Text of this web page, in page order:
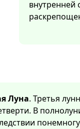
внутренней
Луна. Третья
В